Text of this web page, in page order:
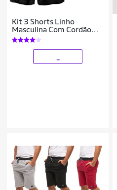
Kit 3 Shorts Linho
Masculina Com Cordão
Bermuda Casual Verão